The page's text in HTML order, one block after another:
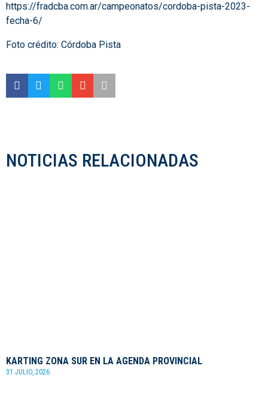
https://fradcba.com.ar/campeonatos/cordoba-pista-2023-
fecha-6/
Foto crédito: Córdoba Pista
NOTICIAS RELACIONADAS
KARTING ZONA SUR EN LA AGENDA PROVINCIAL
31 JULIO, 2026